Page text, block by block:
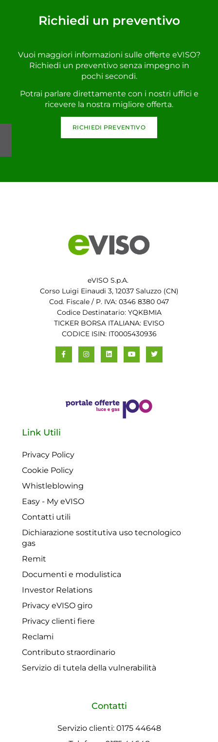
Richiedi un preventivo
Vuoi maggiori informazioni sulle offerte eVISO?
Richiedi un preventivo senza impegno in
pochi secondi.
Potrai parlare direttamente con i nostri uffici e
ricevere la nostra migliore offerta.
RICHIEDI PREVENTIVO
eVISO S.p.A.
Corso Luigi Einaudi 3, 12037 Saluzzo (CN)
Cod. Fiscale / P. IVA: 0346 8380 047
Codice Destinatario: YQKBMIA
TICKER BORSA ITALIANA: EVISO
CODICE ISIN: IT0005430936
Link Utili
Privacy Policy
Cookie Policy
Whistleblowing
Easy - My eVISO
Contatti utili
Dichiarazione sostitutiva uso tecnologico
gas
Remit
Documenti e modulistica
Investor Relations
Privacy eVISO giro
Privacy clienti fiere
Reclami
Contributo straordinario
Servizio di tutela della vulnerabilità
Contatti
Servizio clienti: 0175 44648